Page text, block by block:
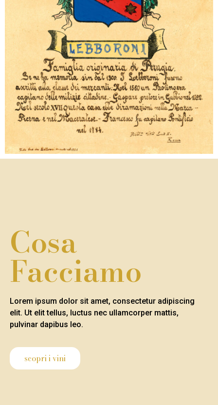
Cosa
Facciamo
Lorem ipsum dolor sit amet, consectetur adipiscing
elit. Ut elit tellus, luctus nec ullamcorper mattis,
pulvinar dapibus leo.
scopri i vini